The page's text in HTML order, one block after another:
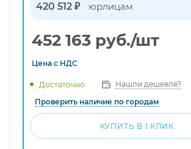
420 512 ₽ юрлицам
452 163 руб./шт
Цена с НДС
Достаточно
Нашли дешевле?
Проверить наличие по городам
КУПИТЬ В 1 КЛИК